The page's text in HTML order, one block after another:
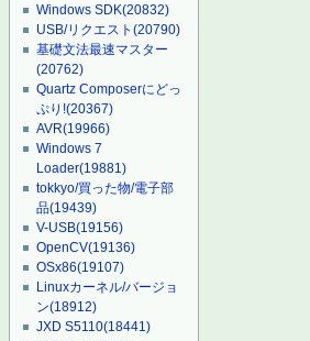
Windows SDK(20832)
USB/リクエスト(20790)
基礎文法最速マスター
(20762)
Quartz Composerにどっ
ぷり!(20367)
AVR(19966)
Windows 7
Loader(19881)
tokkyo/買った物/電子部
品(19439)
V-USB(19156)
OpenCV(19136)
OSx86(19107)
Linuxカーネル/バージョ
ン(18912)
JXD S5110(18441)